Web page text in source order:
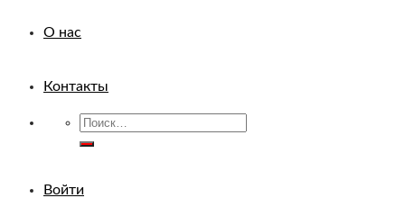
О нас
Контакты
Искать:
Войти